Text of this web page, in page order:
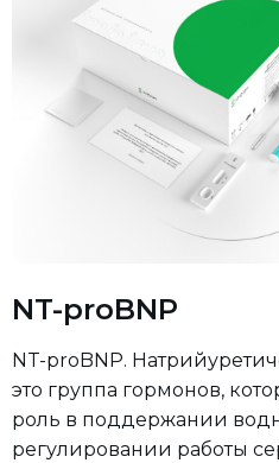
NT-proBNP
NT-proBNP.
это группа гормонов,
роль в поддержании
регулировании работы